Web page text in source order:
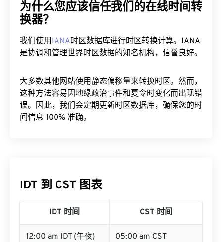
为什么您应该信任我们的在线时间转
换器？
我们使用IANA时区数据库进行时区转换计算。IANA
是协调和管理世界时区数据的知名机构，信誉良好。
大多数其他网站使用静态偏移量来转换时区。然而，
这种方法容易因地缘政治事件和夏令时变化而出现错
误。因此，我们会定期更新时区数据库，确保您的时
间信息 100% 准确。
IDT 到 CST 图表
IDT 时间 CST 时间
12:00 am IDT (午夜) 05:00 am CST